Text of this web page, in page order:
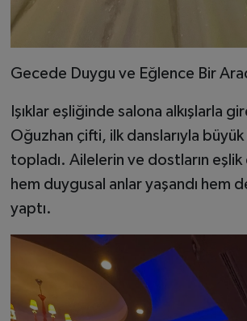
Gecede Duygu ve Eğlence Bir
Işıklar eşliğinde salona alkışlarla
Oğuzhan çifti, ilk danslarıyla
topladı. Ailelerin ve dostların
hem duygusal anlar yaşandı hem
yaptı.